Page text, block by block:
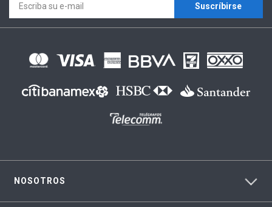
Suscríbirse
NOSOTROS